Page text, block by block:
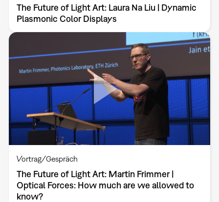
The Future of Light Art: Laura Na Liu | Dynamic
Plasmonic Color Displays
Vortrag/Gespräch
The Future of Light Art: Martin Frimmer |
Optical Forces: How much are we allowed to
know?